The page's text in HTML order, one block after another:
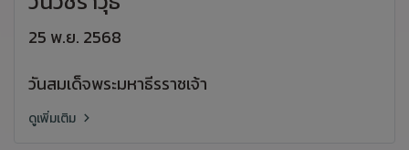
25 พ.ย. 2568
วันสมเด็จพระมหาธีรราชเจ้า
ดูเพิ่มเติม